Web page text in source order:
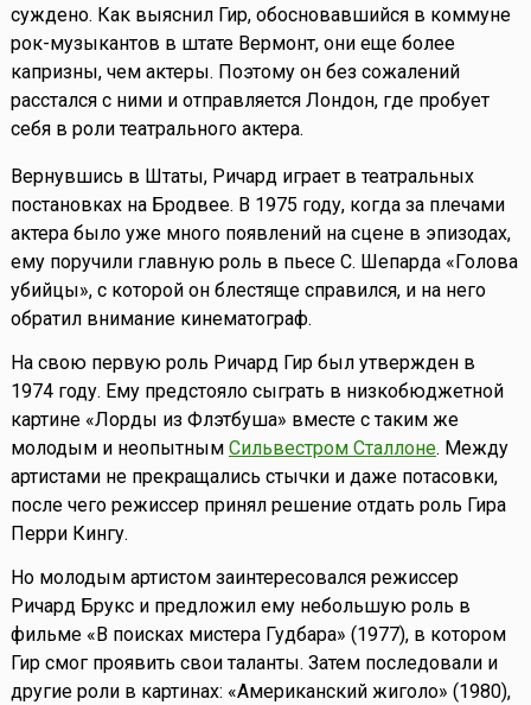
суждено. Как выяснил Гир, обосновавшийся в коммуне
рок-музыкантов в штате Вермонт, они еще более
капризны, чем актеры. Поэтому он без сожалений
расстался с ними и отправляется Лондон, где пробует
себя в роли театрального актера.
Вернувшись в Штаты, Ричард играет в театральных
постановках на Бродвее. В 1975 году, когда за плечами
актера было уже много появлений на сцене в эпизодах,
ему поручили главную роль в пьесе С. Шепарда «Голова
убийцы», с которой он блестяще справился, и на него
обратил внимание кинематограф.
На свою первую роль Ричард Гир был утвержден в
1974 году. Ему предстояло сыграть в низкобюджетной
картине «Лорды из Флэтбуша» вместе с таким же
молодым и неопытным Сильвестром Сталлоне. Между
артистами не прекращались стычки и даже потасовки,
после чего режиссер принял решение отдать роль Гира
Перри Кингу.
Но молодым артистом заинтересовался режиссер
Ричард Брукс и предложил ему небольшую роль в
фильме «В поисках мистера Гудбара» (1977), в котором
Гир смог проявить свои таланты. Затем последовали и
другие роли в картинах: «Американский жиголо» (1980),